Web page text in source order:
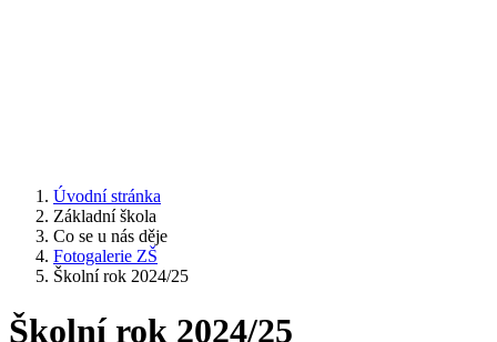
Úvodní stránka
Základní škola
Co se u nás děje
Fotogalerie ZŠ
Školní rok 2024/25
Školní rok 2024/25